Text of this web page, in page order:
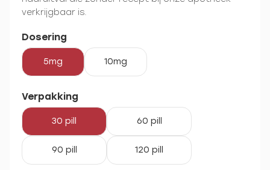
verkrijgbaar is.
Dosering
5mg 10mg
Verpakking
30 pill 60 pill
90 pill 120 pill